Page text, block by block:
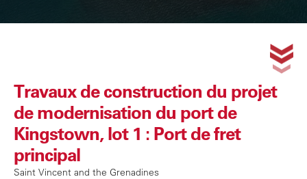
Travaux de construction du projet
de modernisation du port de
Kingstown, lot 1 : Port de fret
principal
Saint Vincent and the Grenadines